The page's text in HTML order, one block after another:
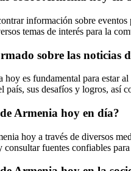
información sobre
temas de interés para la
sobre las noticias
es fundamental para estar
sus desafíos y logros, así
Armenia hoy en día?
hoy a través de diversos
fuentes confiables